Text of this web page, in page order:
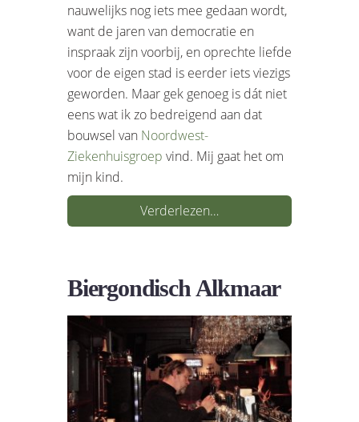
nauwelijks nog iets mee gedaan wordt,
want de jaren van democratie en
inspraak zijn voorbij, en oprechte liefde
voor de eigen stad is eerder iets viezigs
geworden. Maar gek genoeg is dát niet
eens wat ik zo bedreigend aan dat
bouwsel van Noordwest-
Ziekenhuisgroep vind. Mij gaat het om
mijn kind.
Verderlezen…
Biergondisch Alkmaar